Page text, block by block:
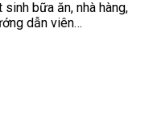
bữa ăn, nhà hàng,
dẫn viên…